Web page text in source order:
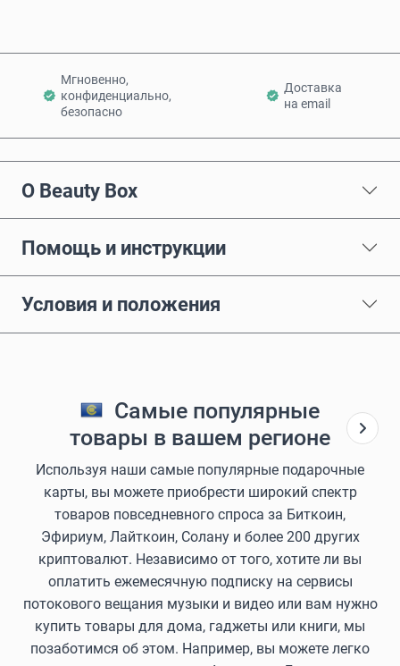
Мгновенно,
конфиденциально,
безопасно
Доставка
на email
О Beauty Box
Помощь и инструкции
Условия и положения
Самые популярные
товары в вашем регионе
Используя наши самые популярные подарочные
карты, вы можете приобрести широкий спектр
товаров повседневного спроса за Биткоин,
Эфириум, Лайткоин, Солану и более 200 других
криптовалют. Независимо от того, хотите ли вы
оплатить ежемесячную подписку на сервисы
потокового вещания музыки и видео или вам нужно
купить товары для дома, гаджеты или книги, мы
позаботимся об этом. Например, вы можете легко